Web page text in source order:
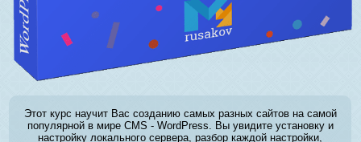
Этот курс научит Вас созданию самых разных сайтов на самой
популярной в мире CMS - WordPress. Вы увидите установку и
настройку локального сервера, разбор каждой настройки,